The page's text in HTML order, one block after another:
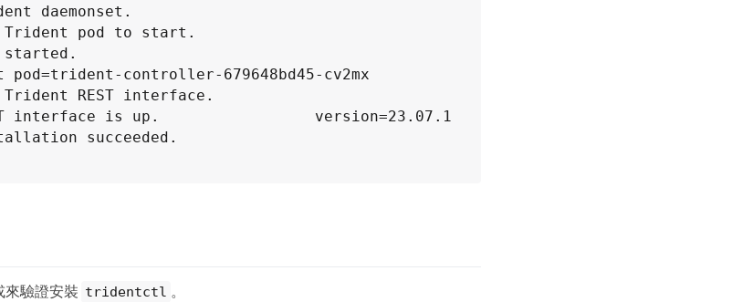
daemonset.
Trident pod to start.
started.
pod=trident-controller-679648bd45-cv2mx
REST interface.
interface is up.                 version=23.07.1
succeeded.
來驗證安裝 tridentctl 。